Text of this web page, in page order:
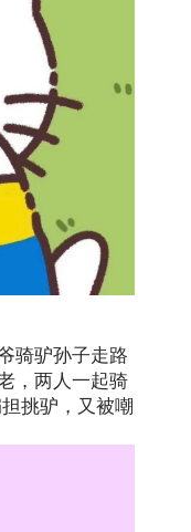
骑驴孙子走路
，两人一起骑
挑驴，又被嘲